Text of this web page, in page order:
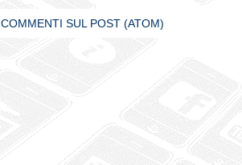
COMMENTI SUL POST (ATOM)